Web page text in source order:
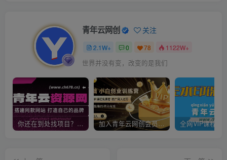
青年云网创 关注
2.1W+ 0 78 1122W+
世界并没有变，改变的是我们
你还在到处找项目？还在当韭菜？我靠卖项目一个月收入5万+，曾经我也是个失败者。 加入青年云网创会员，全站资源免费学习。加入高级合伙人，推广日入1000+